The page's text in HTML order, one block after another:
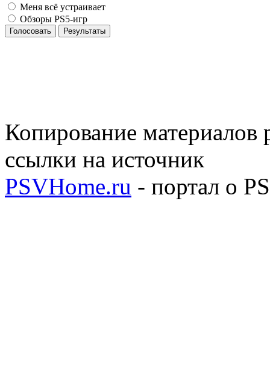
Меня всё устраивает
Обзоры PS5-игр
Голосовать Результаты
Копирование материалов
ссылки на источник
PSVHome.ru - портал о